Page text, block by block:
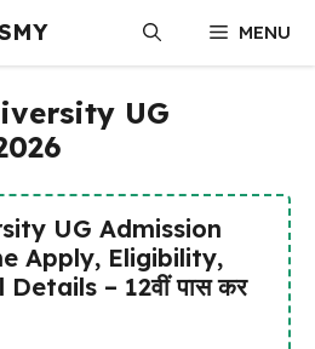
MENU
UG
UG Admission
Apply, Eligibility,
– 12वीं पास कर